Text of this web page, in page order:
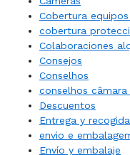
Cobertura
cobertura
Colaboraciones
Consejos
Conselhos
conselhos
Descuentos
Entrega y recogida
envio e
Envío y embalaje